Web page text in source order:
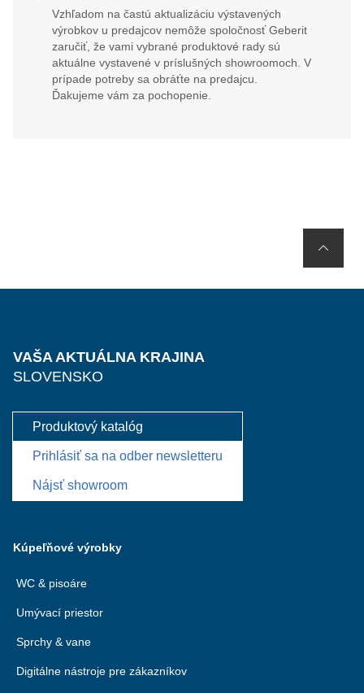
Vzhľadom na častú aktualizáciu výstavených
výrobkov u predajcov nemôže spoločnosť Geberit
zaručiť, že vami vybrané produktové rady sú
aktuálne vystavené v príslušných showroomoch. V
prípade potreby sa obráťte na predajcu.
Ďakujeme vám za pochopenie.
VAŠA AKTUÁLNA KRAJINA
SLOVENSKO
Produktový katalóg
Prihlásiť sa na odber newsletteru
Nájsť showroom
Kúpeľňové výrobky
WC & pisoáre
Umývací priestor
Sprchy & vane
Digitálne nástroje pre zákazníkov